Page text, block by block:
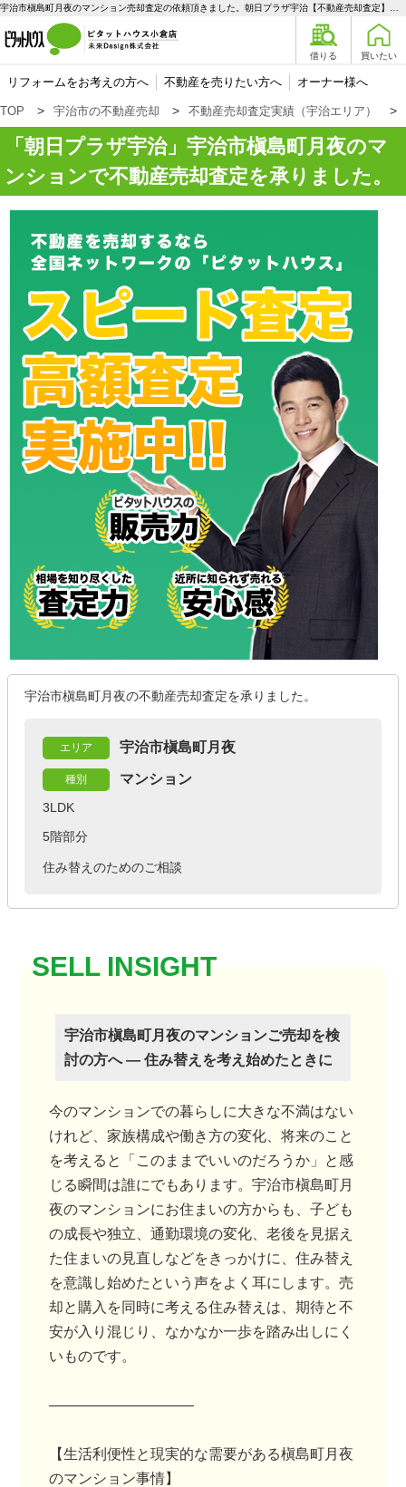
借りる 買いたい
リフォームをお考えの方へ 不動産を売りたい方へ オーナー様へ
TOP 宇治市の不動産売却 不動産売却査定実績（宇治エリア）
朝日プラザ宇治
宇治市槇島町月夜のマ
ンションで不動産売却査定を承りました。
宇治市槇島町月夜の不動産売却査定を承りました。
エリア 宇治市槇島町月夜
種別 マンション
3LDK
5階部分
住み替えのためのご相談
宇治市槇島町月夜のマンションご売却を検
討の方へ ― 住み替えを考え始めたときに
今のマンションでの暮らしに大きな不満はない
けれど、家族構成や働き方の変化、将来のこと
を考えると「このままでいいのだろうか」と感
じる瞬間は誰にでもあります。宇治市槇島町月
夜のマンションにお住まいの方からも、子ども
の成長や独立、通勤環境の変化、老後を見据え
た住まいの見直しなどをきっかけに、住み替え
を意識し始めたという声をよく耳にします。売
却と購入を同時に考える住み替えは、期待と不
安が入り混じり、なかなか一歩を踏み出しにく
いものです。
――――――――――
【生活利便性と現実的な需要がある槇島町月夜
のマンション事情】